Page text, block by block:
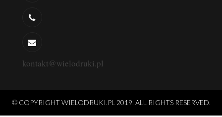
kontakt@wielodruki.pl
© COPYRIGHT WIELODRUKI.PL 2019. ALL RIGHTS RESERVED.